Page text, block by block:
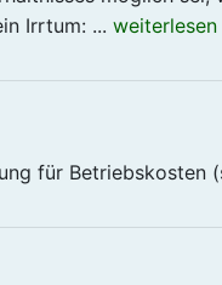
Irrtum: ... weiterlesen
für Betriebskosten